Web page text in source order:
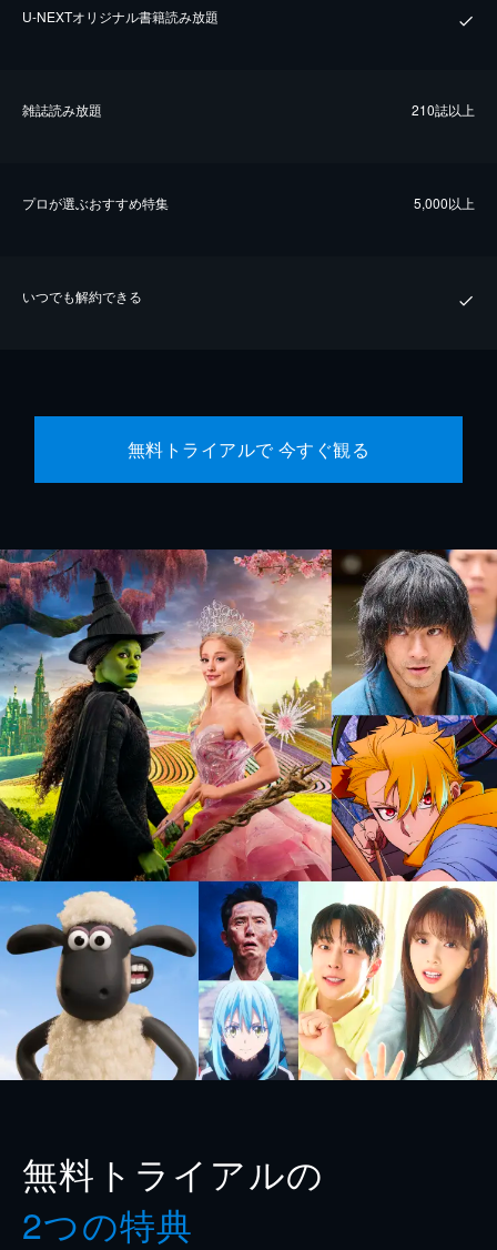
U-NEXTオリジナル書籍読み放題
雑誌読み放題 210誌以上
プロが選ぶおすすめ特集 5,000以上
いつでも解約できる
無料トライアルで 今すぐ観る
無料トライアルの
2つの特典